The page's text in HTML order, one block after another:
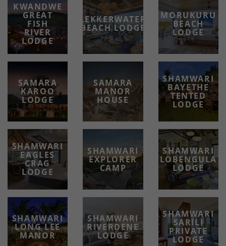
KWANDWE
GREAT
FISH
RIVER
LODGE
LEKKERWATER
BEACH LODGE
MORUKURU
BEACH
LODGE
SAMARA
KAROO
LODGE
SAMARA
MANOR
HOUSE
SHAMWARI
BAYETHE
TENTED
LODGE
SHAMWARI
EAGLES
CRAG
LODGE
SHAMWARI
EXPLORER
CAMP
SHAMWARI
LOBENGULA
LODGE
SHAMWARI
LONG LEE
MANOR
SHAMWARI
RIVERDENE
LODGE
SHAMWARI
SARILI
PRIVATE
LODGE